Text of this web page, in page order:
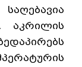
აკრილის